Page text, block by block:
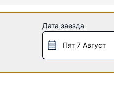
спа-центра, который
отдохните и
магазины сувениров/
в ресторане
Дата заезда
Пят 7 Август